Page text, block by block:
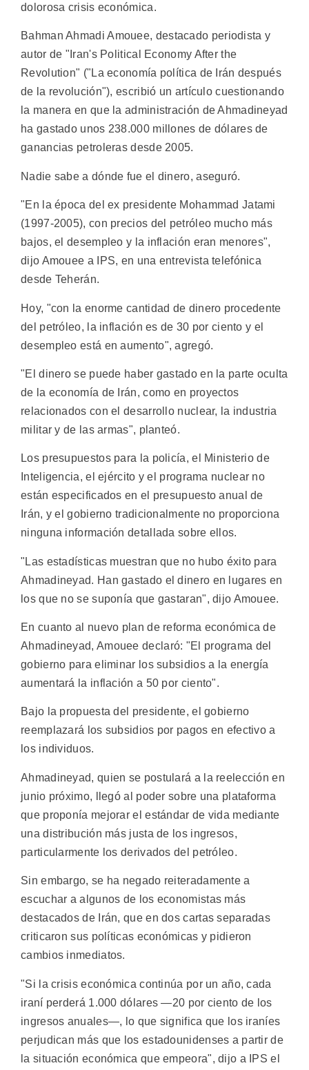
dolorosa crisis económica.
Bahman Ahmadi Amouee, destacado periodista y
autor de "Iran's Political Economy After the
Revolution" ("La economía política de Irán después
de la revolución"), escribió un artículo cuestionando
la manera en que la administración de Ahmadineyad
ha gastado unos 238.000 millones de dólares de
ganancias petroleras desde 2005.
Nadie sabe a dónde fue el dinero, aseguró.
"En la época del ex presidente Mohammad Jatami
(1997-2005), con precios del petróleo mucho más
bajos, el desempleo y la inflación eran menores",
dijo Amouee a IPS, en una entrevista telefónica
desde Teherán.
Hoy, "con la enorme cantidad de dinero procedente
del petróleo, la inflación es de 30 por ciento y el
desempleo está en aumento", agregó.
"El dinero se puede haber gastado en la parte oculta
de la economía de Irán, como en proyectos
relacionados con el desarrollo nuclear, la industria
militar y de las armas", planteó.
Los presupuestos para la policía, el Ministerio de
Inteligencia, el ejército y el programa nuclear no
están especificados en el presupuesto anual de
Irán, y el gobierno tradicionalmente no proporciona
ninguna información detallada sobre ellos.
"Las estadísticas muestran que no hubo éxito para
Ahmadineyad. Han gastado el dinero en lugares en
los que no se suponía que gastaran", dijo Amouee.
En cuanto al nuevo plan de reforma económica de
Ahmadineyad, Amouee declaró: "El programa del
gobierno para eliminar los subsidios a la energía
aumentará la inflación a 50 por ciento".
Bajo la propuesta del presidente, el gobierno
reemplazará los subsidios por pagos en efectivo a
los individuos.
Ahmadineyad, quien se postulará a la reelección en
junio próximo, llegó al poder sobre una plataforma
que proponía mejorar el estándar de vida mediante
una distribución más justa de los ingresos,
particularmente los derivados del petróleo.
Sin embargo, se ha negado reiteradamente a
escuchar a algunos de los economistas más
destacados de Irán, que en dos cartas separadas
criticaron sus políticas económicas y pidieron
cambios inmediatos.
"Si la crisis económica continúa por un año, cada
iraní perderá 1.000 dólares —20 por ciento de los
ingresos anuales—, lo que significa que los iraníes
perjudican más que los estadounidenses a partir de
la situación económica que empeora", dijo a IPS el